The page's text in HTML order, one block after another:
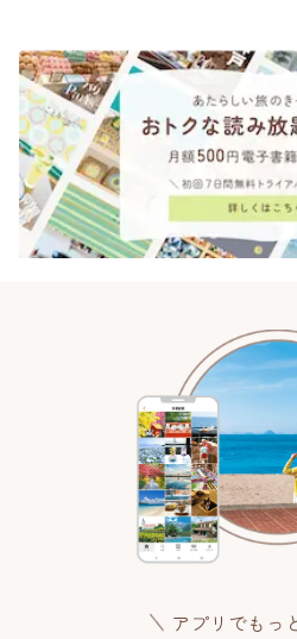
アプリでもっ